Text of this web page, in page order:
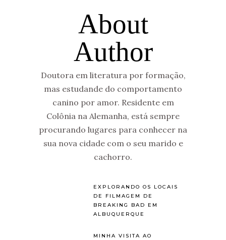
About
Author
Doutora em literatura por formação,
mas estudande do comportamento
canino por amor. Residente em
Colônia na Alemanha, está sempre
procurando lugares para conhecer na
sua nova cidade com o seu marido e
cachorro.
EXPLORANDO OS LOCAIS
DE FILMAGEM DE
BREAKING BAD EM
ALBUQUERQUE
MINHA VISITA AO